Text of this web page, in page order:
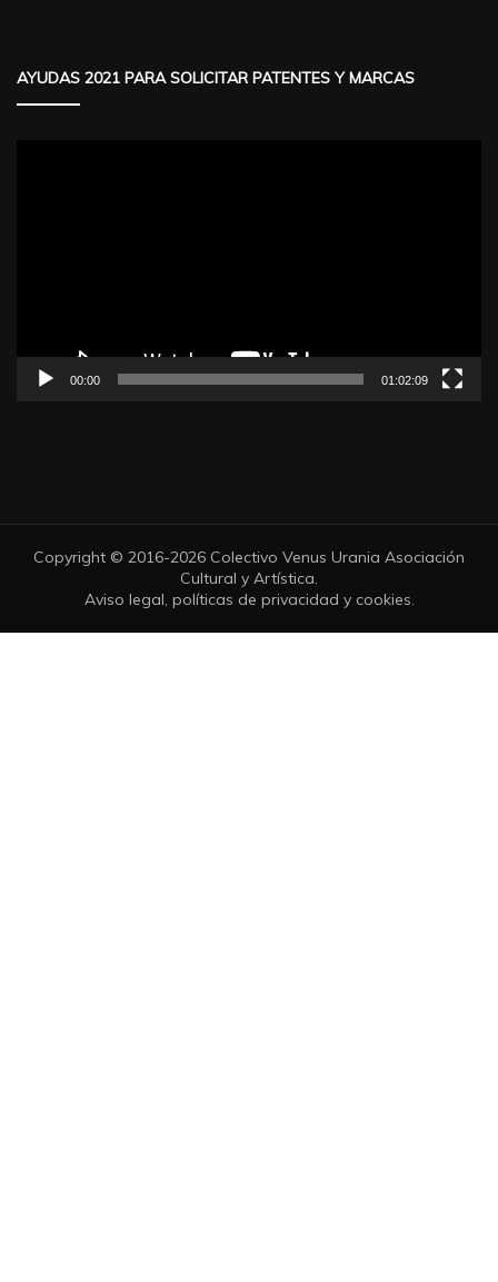
AYUDAS 2021 PARA SOLICITAR PATENTES Y MARCAS
00:00 01:02:09
Copyright © 2016-2026 Colectivo Venus Urania Asociación
Cultural y Artística.
Aviso legal, políticas de privacidad y cookies.